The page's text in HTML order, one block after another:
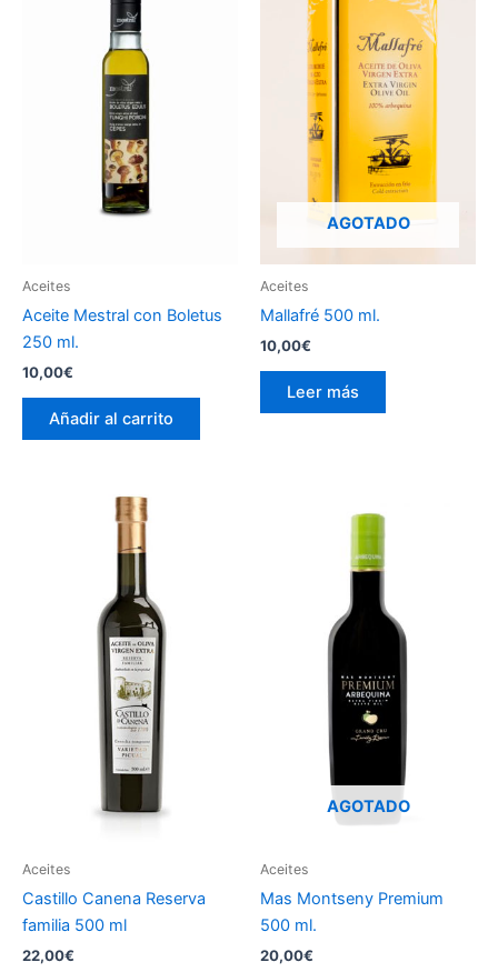
Aceites
Aceite Mestral con Boletus
250 ml.
10,00€
Añadir al carrito
AGOTADO
Aceites
Mallafré 500 ml.
10,00€
Leer más
Aceites
Castillo Canena Reserva
familia 500 ml
22,00€
AGOTADO
Aceites
Mas Montseny Premium
500 ml.
20,00€